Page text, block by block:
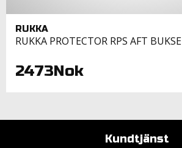
RUKKA
RUKKA PROTECTOR RPS AFT BUKSE
2473Nok
Kundtjänst